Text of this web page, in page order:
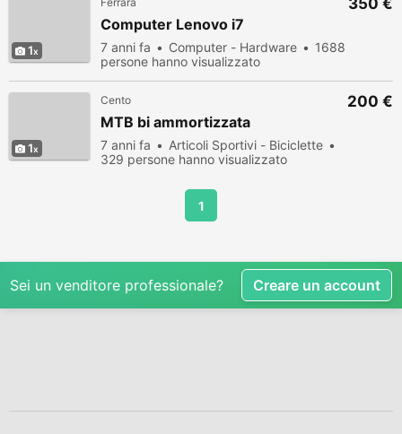
1
Computer Lenovo i7
7 anni fa Computer - Hardware
1688
persone hanno visualizzato
350 €
1
Cento
MTB bi ammortizzata
7 anni fa
Articoli Sportivi - Biciclette
329 persone hanno visualizzato
200 €
1
Sei un venditore professionale? Creare un account